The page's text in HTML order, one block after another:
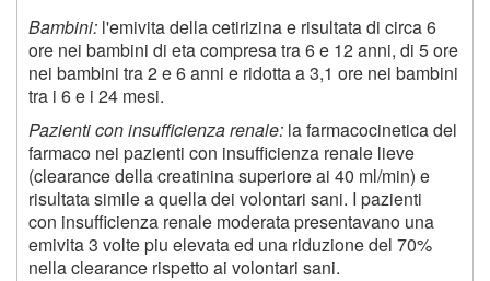
Bambini: l'emivita della cetirizina e risultata di circa 6
ore nei bambini di eta compresa tra 6 e 12 anni, di 5 ore
nei bambini tra 2 e 6 anni e ridotta a 3,1 ore nei bambini
tra i 6 e i 24 mesi.
Pazienti con insufficienza renale: la farmacocinetica del
farmaco nei pazienti con insufficienza renale lieve
(clearance della creatinina superiore ai 40 ml/min) e
risultata simile a quella dei volontari sani. I pazienti
con insufficienza renale moderata presentavano una
emivita 3 volte piu elevata ed una riduzione del 70%
nella clearance rispetto ai volontari sani.